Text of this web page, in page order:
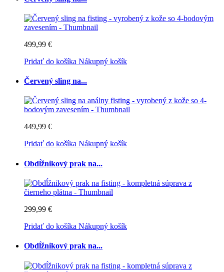
499,99 €
Pridať do košíka Nákupný košík
Červený sling na...
449,99 €
Pridať do košíka Nákupný košík
Obdĺžnikový prak na...
299,99 €
Pridať do košíka Nákupný košík
Obdĺžnikový prak na...